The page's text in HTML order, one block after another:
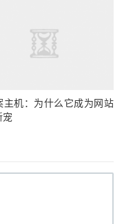
主机：为什么它成为网站
宠